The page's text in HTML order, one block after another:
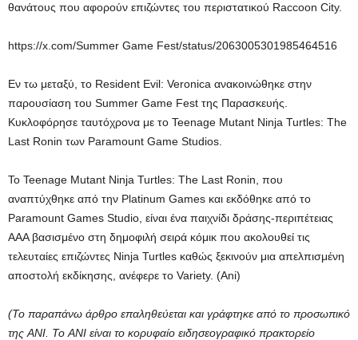
θανάτους που αφορούν επιζώντες του περιστατικού Raccoon City.
https://x.com/Summer Game Fest/status/2063005301985464516
Εν τω μεταξύ, το Resident Evil: Veronica ανακοινώθηκε στην
παρουσίαση του Summer Game Fest της Παρασκευής.
Κυκλοφόρησε ταυτόχρονα με το Teenage Mutant Ninja Turtles: The
Last Ronin των Paramount Game Studios.
Το Teenage Mutant Ninja Turtles: The Last Ronin, που
αναπτύχθηκε από την Platinum Games και εκδόθηκε από το
Paramount Games Studio, είναι ένα παιχνίδι δράσης-περιπέτειας
AAA βασισμένο στη δημοφιλή σειρά κόμικ που ακολουθεί τις
τελευταίες επιζώντες Ninja Turtles καθώς ξεκινούν μια απελπισμένη
αποστολή εκδίκησης, ανέφερε το Variety. (Ani)
(Το παραπάνω άρθρο επαληθεύεται και γράφτηκε από το προσωπικό
της ANI. Το ANI είναι το κορυφαίο ειδησεογραφικό πρακτορείο